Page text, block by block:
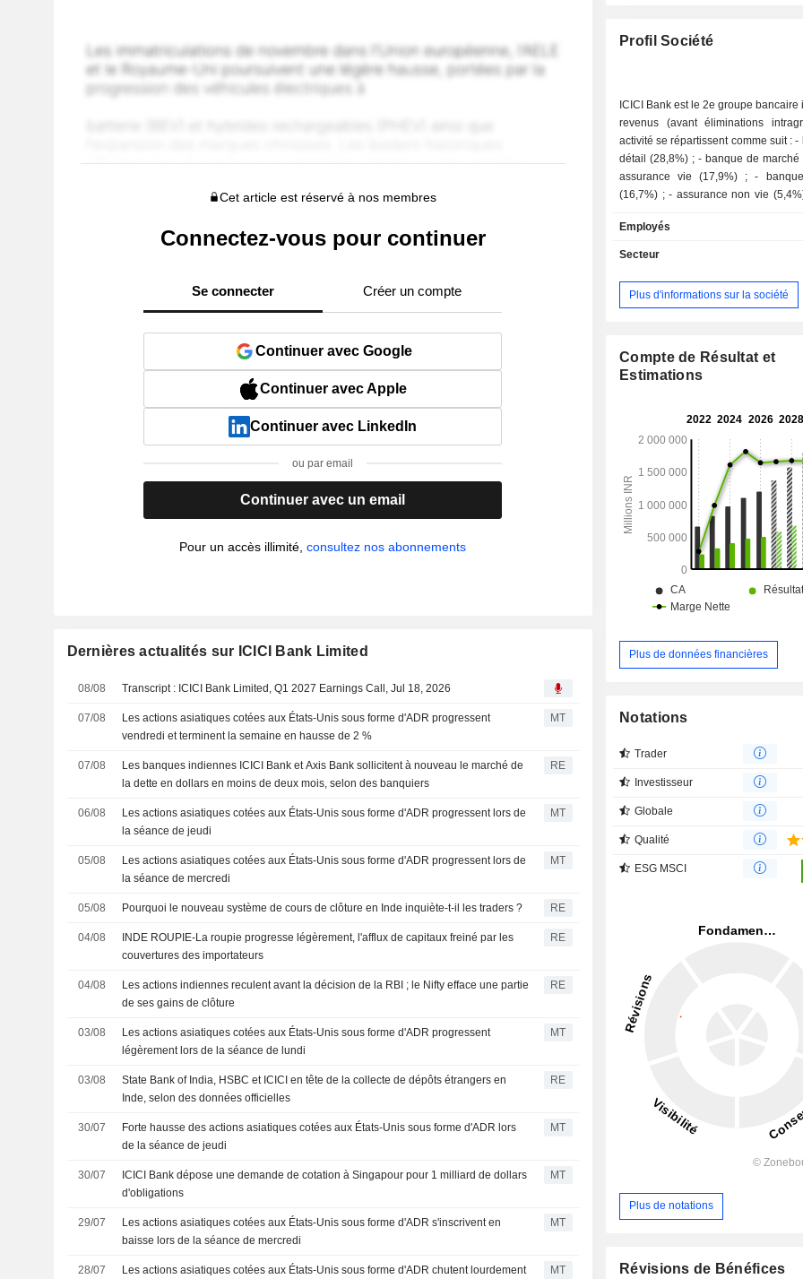
Cet article est réservé à nos membres
Connectez-vous pour continuer
Se connecter Créer un compte
Continuer avec Google
Continuer avec Apple
Continuer avec LinkedIn
ou par email
Continuer avec un email
Pour un accès illimité,consultez nos abonnements
Dernières actualités sur ICICI Bank Limited
08/08 Transcript : ICICI Bank Limited, Q1 2027 Earnings Call, Jul 18, 2026
07/08
Les actions asiatiques cotées aux États-Unis sous forme d'ADR progressent
vendredi et terminent la semaine en hausse de 2 %
MT
07/08
Les banques indiennes ICICI Bank et Axis Bank sollicitent à nouveau le marché de
la dette en dollars en moins de deux mois, selon des banquiers
RE
06/08
Les actions asiatiques cotées aux États-Unis sous forme d'ADR progressent lors de
la séance de jeudi
MT
05/08
Les actions asiatiques cotées aux États-Unis sous forme d'ADR progressent lors de
la séance de mercredi
MT
05/08 Pourquoi le nouveau système de cours de clôture en Inde inquiète-t-il les traders ? RE
04/08
INDE ROUPIE-La roupie progresse légèrement, l'afflux de capitaux freiné par les
couvertures des importateurs
RE
04/08
Les actions indiennes reculent avant la décision de la RBI ; le Nifty efface une partie
de ses gains de clôture
RE
03/08
Les actions asiatiques cotées aux États-Unis sous forme d'ADR progressent
légèrement lors de la séance de lundi
MT
03/08
State Bank of India, HSBC et ICICI en tête de la collecte de dépôts étrangers en
Inde, selon des données officielles
RE
30/07
Forte hausse des actions asiatiques cotées aux États-Unis sous forme d'ADR lors
de la séance de jeudi
MT
30/07
ICICI Bank dépose une demande de cotation à Singapour pour 1 milliard de dollars
d'obligations
MT
29/07
Les actions asiatiques cotées aux États-Unis sous forme d'ADR s'inscrivent en
baisse lors de la séance de mercredi
MT
28/07
Les actions asiatiques cotées aux États-Unis sous forme d'ADR chutent lourdement
MT
Profil Société
ICICI Bank est le 2e groupe bancaire
revenus (avant éliminations
activité se répartissent comme suit : - banque de
détail (28,8%) ; - banque de marché (26,4%) ; -
assurance vie (17,9%) ; - banque d'affaires
(16,7%) ; - assurance non vie (5,4%) ; - autres
MdsINR d'encours de dépôts et 6
d'encours de crédits. La commercialisation des
travers d'un réseau de 4 874 agences
implantées en Inde. 95,1% des revenus sont
Employés
Secteur
Plus d'informations sur la société
Compte de Résultat et
Estimations
Plus de données financières
Notations
Trader
Investisseur
Globale
Qualité
ESG MSCI
Plus de notations
Révisions de Bénéfices